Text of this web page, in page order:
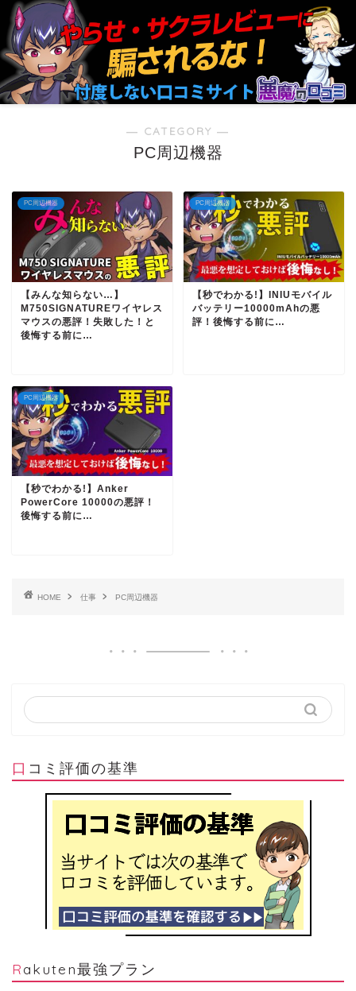
― CATEGORY ―
PC周辺機器
PC周辺機器
【みんな知らない…】
M750SIGNATUREワイヤレス
マウスの悪評！失敗した！と
後悔する前に…
PC周辺機器
【秒でわかる!】INIUモバイル
バッテリー10000mAhの悪
評！後悔する前に…
PC周辺機器
【秒でわかる!】Anker
PowerCore 10000の悪評！
後悔する前に…
HOME 仕事 PC周辺機器
口コミ評価の基準
Rakuten最強プラン